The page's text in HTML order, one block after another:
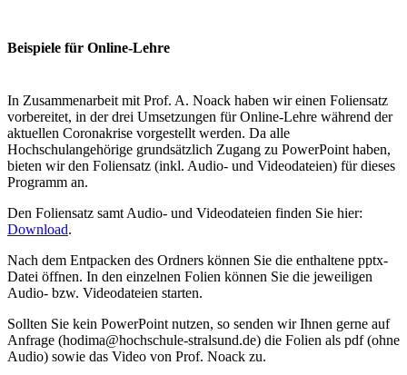
Bei­spie­le für On­line-Lehre
In Zusammenarbeit mit Prof. A. Noack haben wir einen Foliensatz
vorbereitet, in der drei Umsetzungen für Online-Lehre während der
aktuellen Coronakrise vorgestellt werden. Da alle
Hochschulangehörige grundsätzlich Zugang zu PowerPoint haben,
bieten wir den Foliensatz (inkl. Audio- und Videodateien) für dieses
Programm an.
Den Foliensatz samt Audio- und Videodateien finden Sie hier:
Download.
Nach dem Entpacken des Ordners können Sie die enthaltene pptx-
Datei öffnen. In den einzelnen Folien können Sie die jeweiligen
Audio- bzw. Videodateien starten.
Sollten Sie kein PowerPoint nutzen, so senden wir Ihnen gerne auf
Anfrage (hodima@hochschule-stralsund.de) die Folien als pdf (ohne
Audio) sowie das Video von Prof. Noack zu.